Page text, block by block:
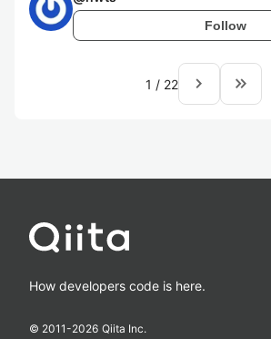
Follow
1 / 22 navigate_next keyboard_double_arrow_right
How developers code is here.
© 2011-2026 Qiita Inc.